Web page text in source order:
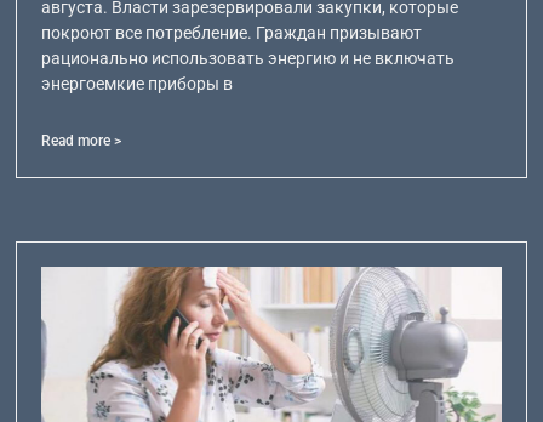
августа. Власти зарезервировали закупки, которые
покроют все потребление. Граждан призывают
рационально использовать энергию и не включать
энергоемкие приборы в
Read more >